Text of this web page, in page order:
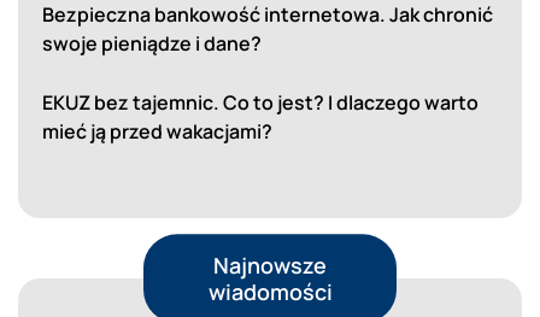
Bezpieczna bankowość internetowa. Jak chronić
swoje pieniądze i dane?
EKUZ bez tajemnic. Co to jest? I dlaczego warto
mieć ją przed wakacjami?
Najnowsze
wiadomości